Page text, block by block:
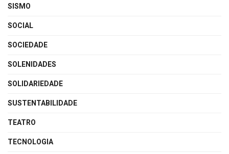
SISMO
SOCIAL
SOCIEDADE
SOLENIDADES
SOLIDARIEDADE
SUSTENTABILIDADE
TEATRO
TECNOLOGIA